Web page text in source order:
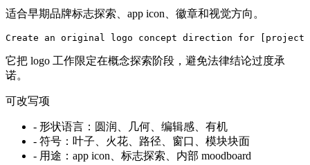
适合早期品牌标志探索、app icon、徽章和视觉方向。
Create an original logo concept direction for
它把 logo 工作限定在概念探索阶段，避免法律结论过度承
诺。
可改写项
- 形状语言：圆润、几何、编辑感、有机
- 符号：叶子、火花、路径、窗口、模块块面
- 用途：app icon、标志探索、内部 moodboard